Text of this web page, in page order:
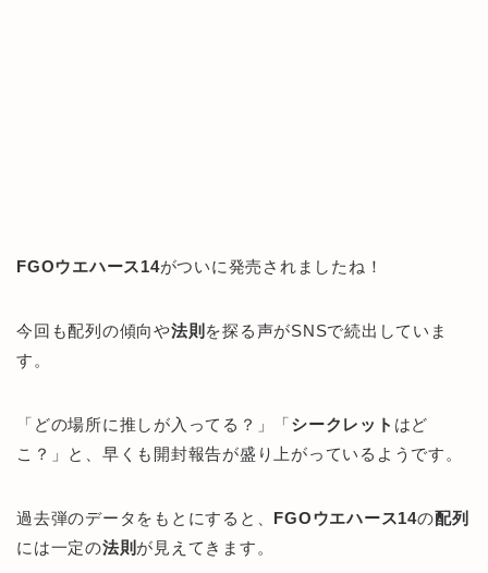
FGOウエハース14がついに発売されましたね！
今回も配列の傾向や法則 を探る声がSNSで続出していま
す。
「どの場所に推しが入ってる？」「シークレット はど
こ？」と、早くも開封報告が盛り上がっているようです。
過去弾のデータをもとにすると、 FGOウエハース14の配列
には一定の法則 が見えてきます。